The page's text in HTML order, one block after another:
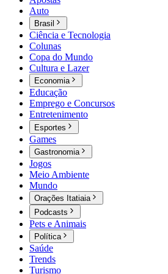
Auto
Brasil
Ciência e Tecnologia
Colunas
Copa do Mundo
Cultura e Lazer
Economia
Educação
Emprego e Concursos
Entretenimento
Esportes
Games
Gastronomia
Jogos
Meio Ambiente
Mundo
Orações Itatiaia
Podcasts
Pets e Animais
Política
Saúde
Trends
Turismo